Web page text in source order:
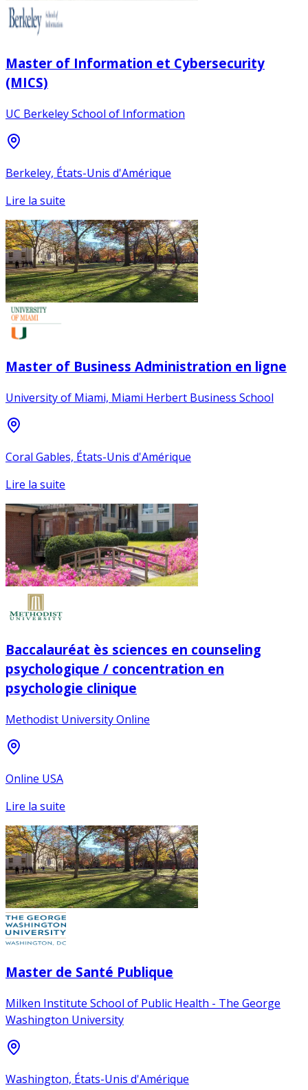
Master of Information et Cybersecurity
(MICS)
UC Berkeley School of Information
Berkeley, États-Unis d'Amérique
Lire la suite
Master of Business Administration en ligne
University of Miami, Miami Herbert Business School
Coral Gables, États-Unis d'Amérique
Lire la suite
Baccalauréat ès sciences en counseling
psychologique / concentration en
psychologie clinique
Methodist University Online
Online USA
Lire la suite
Master de Santé Publique
Milken Institute School of Public Health - The George
Washington University
Washington, États-Unis d'Amérique